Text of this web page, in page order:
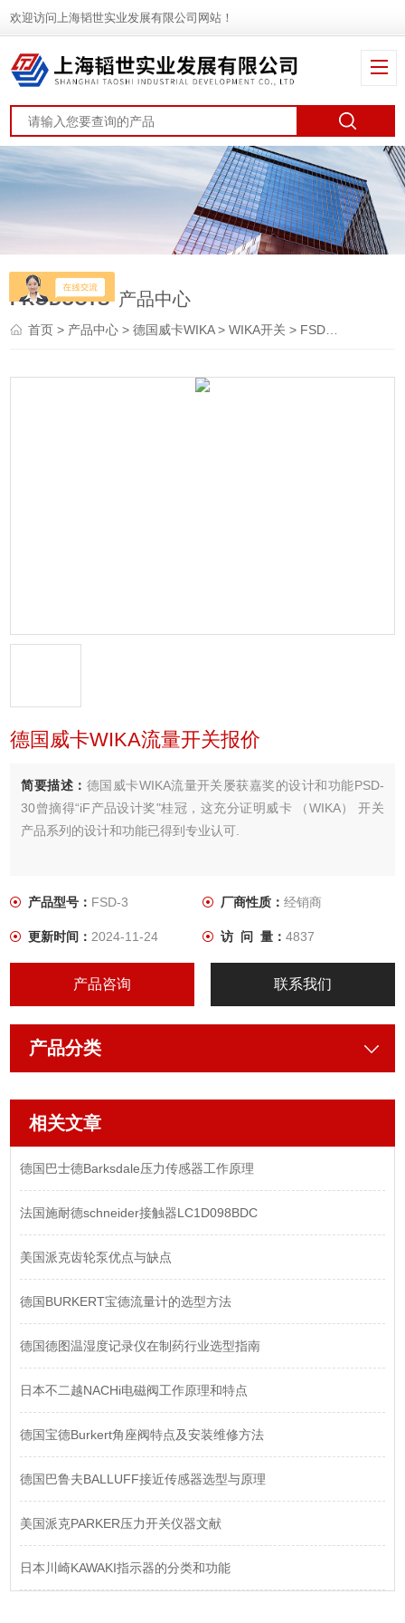
欢迎访问上海韬世实业发展有限公司网站！
PRODUCTS 产品中心
首页> 产品中心 >德国威卡WIKA>WIKA开关 > FSD-3德国威卡WIKA流量开关报价
德国威卡WIKA流量开关报价
简要描述： 德国威卡WIKA流量开关屡获嘉奖的设计和功能PSD-
30曾摘得“iF产品设计奖"桂冠，这充分证明威卡 （WIKA） 开关
产品系列的设计和功能已得到专业认可.
产品型号： FSD-3 厂商性质： 经销商
更新时间：2024-11-24 访 问 量： 4837
产品咨询 联系我们
产品分类
相关文章
德国巴士德Barksdale压力传感器工作原理
法国施耐德schneider接触器LC1D098BDC
美国派克齿轮泵优点与缺点
德国BURKERT宝德流量计的选型方法
德国德图温湿度记录仪在制药行业选型指南
日本不二越NACHi电磁阀工作原理和特点
德国宝德Burkert角座阀特点及安装维修方法
德国巴鲁夫BALLUFF接近传感器选型与原理
美国派克PARKER压力开关仪器文献
日本川崎KAWAKI指示器的分类和功能